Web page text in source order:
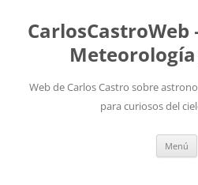
contenido
Meteorología
Web de Carlos Castro sobre
para curiosos del
Menú